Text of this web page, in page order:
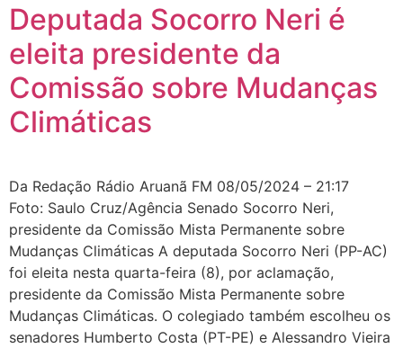
Deputada Socorro Neri é
eleita presidente da
Comissão sobre Mudanças
Climáticas
Da Redação Rádio Aruanã FM 08/05/2024 – 21:17
Foto: Saulo Cruz/Agência Senado Socorro Neri,
presidente da Comissão Mista Permanente sobre
Mudanças Climáticas A deputada Socorro Neri (PP-AC)
foi eleita nesta quarta-feira (8), por aclamação,
presidente da Comissão Mista Permanente sobre
Mudanças Climáticas. O colegiado também escolheu os
senadores Humberto Costa (PT-PE) e Alessandro Vieira